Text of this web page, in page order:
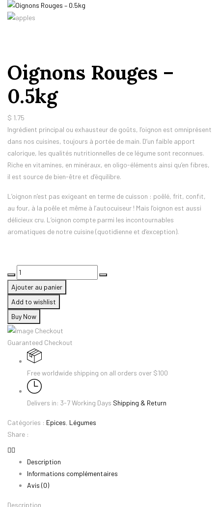
Oignons Rouges –
0.5kg
$ 1.75
Ingrédient principal ou exhausteur de goûts, l’oignon est omniprésent
dans nos cuisines, toujours à portée de main. D’un faible apport
calorique, les qualités nutritionnelles de ce légume sont reconnues.
Riche en vitamines, en minéraux, en oligo-éléments ainsi qu’en fibres,
il est source de bien-être et d’équilibre.
L’oignon n’est pas exigeant en terme de cuisson : poêlé, frit, confit,
au four, à la poêle et même à l’autocuiseur ! Mais l’oignon est aussi
délicieux cru. L’oignon compte parmi les incontournables
aromatiques de notre cuisine (quotidienne et d’exception).
quantité
de
Oignons
Rouges
-
0.5kg
Ajouter au panier
Add to wishlist
Buy Now
Guaranteed Checkout
Free worldwide shipping on all orders over $100
Delivers in: 3-7 Working Days Shipping & Return
Catégories : Epices, Légumes
Share :
Description
Informations complémentaires
Avis (0)
Description